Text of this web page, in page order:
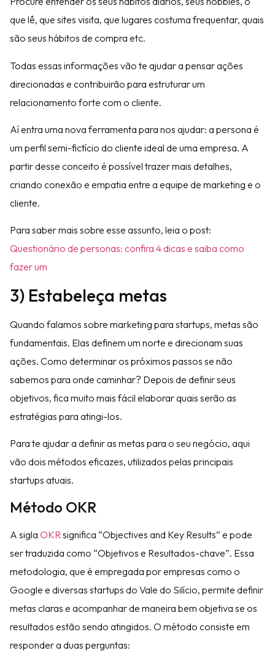
que lê, que sites visita, que lugares costuma frequentar, quais
são seus hábitos de compra etc.
Todas essas informações vão te ajudar a pensar ações
direcionadas e contribuirão para estruturar um
relacionamento forte com o cliente.
Aí entra uma nova ferramenta para nos ajudar: a persona é
um perfil semi-fictício do cliente ideal de uma empresa. A
partir desse conceito é possível trazer mais detalhes,
criando conexão e empatia entre a equipe de marketing e o
cliente.
Para saber mais sobre esse assunto, leia o post:
Questionário de personas: confira 4 dicas e saiba como
fazer um
3) Estabeleça metas
Quando falamos sobre marketing para startups, metas são
fundamentais. Elas definem um norte e direcionam suas
ações. Como determinar os próximos passos se não
sabemos para onde caminhar? Depois de definir seus
objetivos, fica muito mais fácil elaborar quais serão as
estratégias para atingi-los.
Para te ajudar a definir as metas para o seu negócio, aqui
vão dois métodos eficazes, utilizados pelas principais
startups atuais.
Método OKR
A sigla OKR significa “Objectives and Key Results” e pode
ser traduzida como “Objetivos e Resultados-chave”. Essa
metodologia, que é empregada por empresas como o
Google e diversas startups do Vale do Silício, permite definir
metas claras e acompanhar de maneira bem objetiva se os
resultados estão sendo atingidos. O método consiste em
responder a duas perguntas: